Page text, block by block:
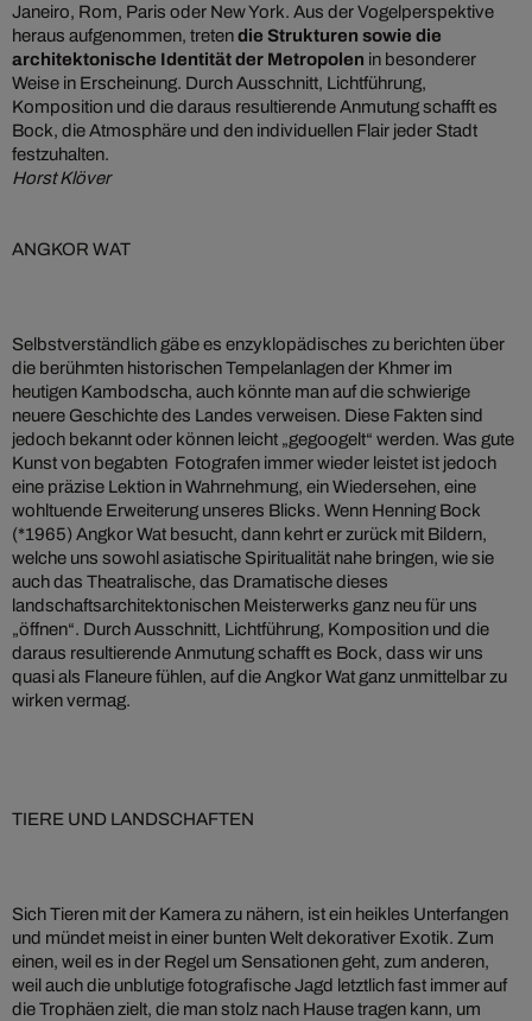
Janeiro, Rom, Paris oder New York. Aus der Vogelperspektive
heraus aufgenommen, tretendie Strukturen sowie die
architektonische Identität der Metropolen in besonderer
Weise in Erscheinung. Durch Ausschnitt, Lichtführung,
Komposition und die daraus resultierende Anmutung schafft es
Bock, die Atmosphäre und den individuellen Flair jeder Stadt
festzuhalten.
Horst Klöver
ANGKOR WAT
Selbstverständlich gäbe es enzyklopädisches zu berichten über
die berühmten historischen Tempelanlagen der Khmer im
heutigen Kambodscha, auch könnte man auf die schwierige
neuere Geschichte des Landes verweisen. Diese Fakten sind
jedoch bekannt oder können leicht „gegoogelt“ werden. Was gute
Kunst von begabten Fotografen immer wieder leistet ist jedoch
eine präzise Lektion in Wahrnehmung, ein Wiedersehen, eine
wohltuende Erweiterung unseres Blicks. Wenn Henning Bock
(*1965) Angkor Wat besucht, dann kehrt er zurück mit Bildern,
welche uns sowohl asiatische Spiritualität nahe bringen, wie sie
auch das Theatralische, das Dramatische dieses
landschaftsarchitektonischen Meisterwerks ganz neu für uns
„öffnen“. Durch Ausschnitt, Lichtführung, Komposition und die
daraus resultierende Anmutung schafft es Bock, dass wir uns
quasi als Flaneure fühlen, auf die Angkor Wat ganz unmittelbar zu
wirken vermag.
TIERE UND LANDSCHAFTEN
Sich Tieren mit der Kamera zu nähern, ist ein heikles Unterfangen
und mündet meist in einer bunten Welt dekorativer Exotik. Zum
einen, weil es in der Regel um Sensationen geht, zum anderen,
weil auch die unblutige fotografische Jagd letztlich fast immer auf
die Trophäen zielt, die man stolz nach Hause tragen kann, um